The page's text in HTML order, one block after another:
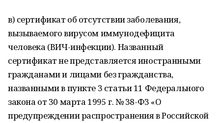
в) сертификат об отсутствии заболевания,
вызываемого вирусом иммунодефицита
человека (ВИЧ-инфекции). Названный
сертификат не представляется иностранными
гражданами и лицами без гражданства,
названными в пункте 3 статьи 11 Федерального
закона от 30 марта 1995 г. № 38-Ф3 «О
предупреждении распространения в Российской